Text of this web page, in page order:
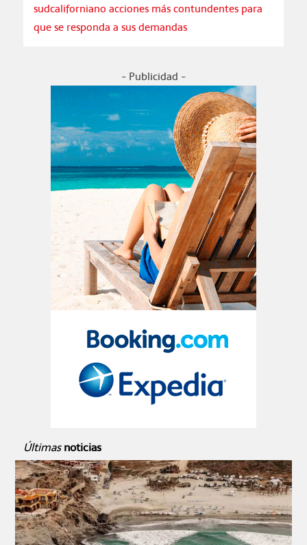
sudcaliforniano acciones más contundentes para
que se responda a sus demandas
- Publicidad -
Últimas noticias